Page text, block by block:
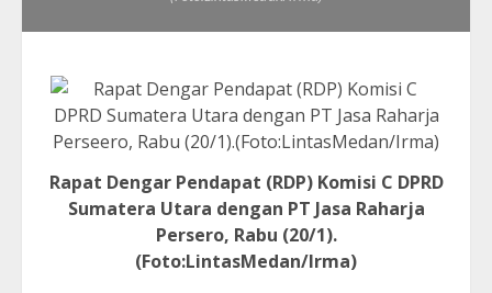
Rapat Dengar Pendapat (RDP) Komisi C DPRD
Sumatera Utara dengan PT Jasa Raharja
Persero, Rabu (20/1).
(Foto:LintasMedan/Irma)